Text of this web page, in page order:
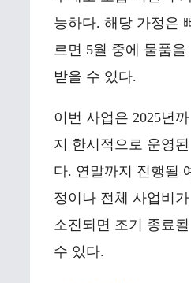
능하다. 해당 가정은
르면 5월 중에 물품을
받을 수 있다.
이번 사업은 2025년까
지 한시적으로 운영된
다. 연말까지 진행될 예
정이나 전체 사업비가
소진되면 조기 종료될
수 있다.